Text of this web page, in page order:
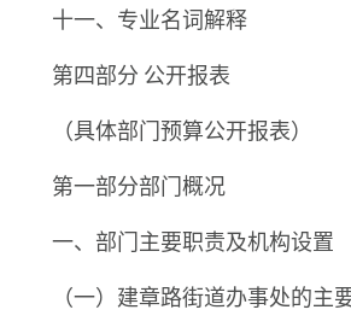
十一、专业名词解释
第四部分 公开报表
（具体部门预算公开报表）
第一部分部门概况
一、部门主要职责及机构设置
（一）建章路街道办事处的主